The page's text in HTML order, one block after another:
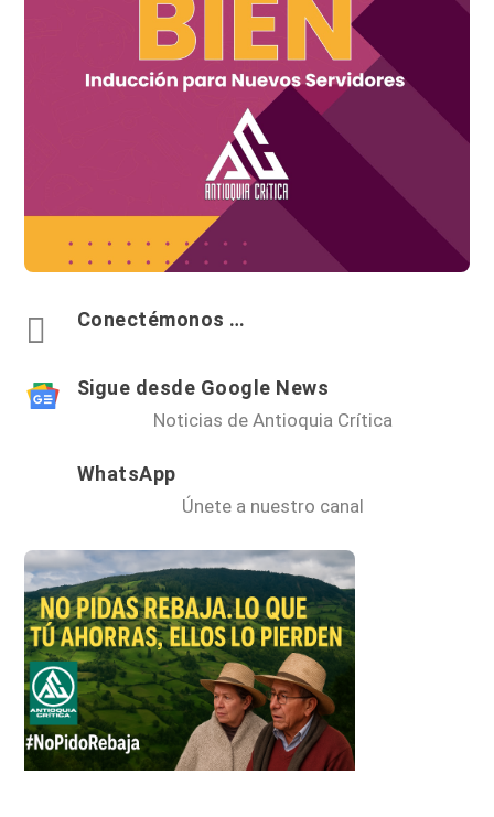
 Conectémonos …
Sigue desde Google News
Noticias de Antioquia Crítica
WhatsApp
Únete a nuestro canal